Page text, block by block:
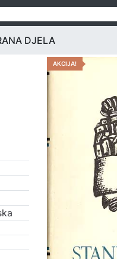
DJELA
AKCIJA!